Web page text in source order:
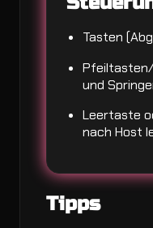
Tasten
Pfeiltasten/
und
Leertaste
nach Host
Tipps